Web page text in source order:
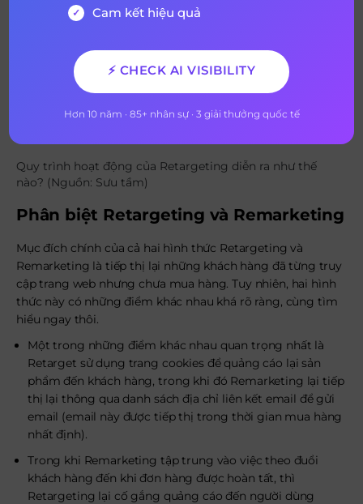
Quy trình hoạt động của Retargeting diễn ra như thế
nào? (Nguồn: Sưu tầm)
Phân biệt Retargeting và Remarketing
Mục đích chính của cả hai hình thức Retargeting và
Remarketing là tiếp thị lại những khách hàng đã từng truy
cập trang web nhưng chưa mua hàng. Tuy nhiên, hai hình
thức này có những điểm khác nhau khá rõ ràng, cùng tìm
hiểu ngay thôi.
Một trong những điểm khác nhau quan trọng nhất là
Retarget sử dụng trang cookies để quảng cáo lại sản
phẩm đến khách hàng, trong khi đó Remarketing lại tiếp
thị lại thông qua danh sách địa chỉ liên kết email để gửi
email (email này được tiếp thị trong thời gian mua hàng
nhất định).
Trong khi Remarketing tập trung vào việc theo đuổi
khách hàng đến khi đơn hàng được hoàn tất, thì
Retargeting lại cố gắng quảng cáo đến người dùng
Cam kết hiệu quả
⚡ CHECK AI VISIBILITY
Hơn 10 năm · 85+ nhân sự · 3 giải thưởng quốc tế